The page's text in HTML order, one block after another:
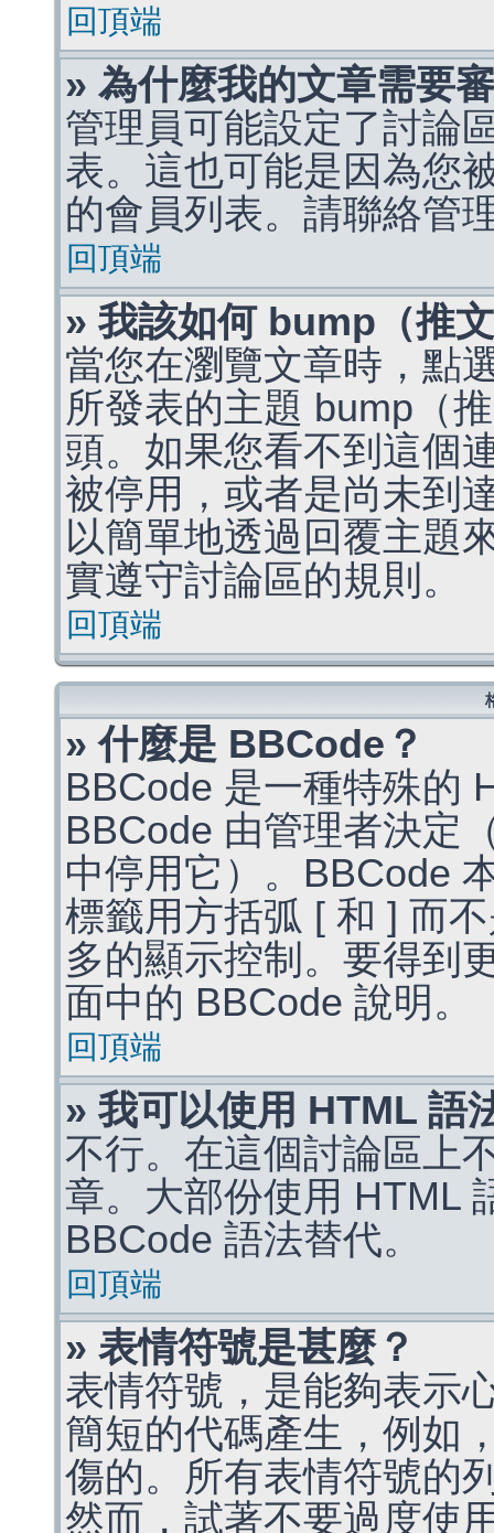
回頂端
» 為什麼我的文章需要
管理員可能設定了討論
表。這也可能是因為您
的會員列表。請聯絡管
回頂端
» 我該如何 bump（推
當您在瀏覽文章時，點
所發表的主題 bump（
頭。如果您看不到這個
被停用，或者是尚未到
以簡單地透過回覆主題
實遵守討論區的規則。
回頂端
» 什麼是 BBCode？
BBCode 是一種特殊的
BBCode 由管理者決定
中停用它）。BBCode
標籤用方括弧 [ 和 ] 而
多的顯示控制。要得到
面中的 BBCode 說明。
回頂端
» 我可以使用 HTML 語
不行。在這個討論區上
章。大部份使用 HTML
BBCode 語法替代。
回頂端
» 表情符號是甚麼？
表情符號，是能夠表示
簡短的代碼產生，例如
傷的。所有表情符號的
然而，試著不要過度使